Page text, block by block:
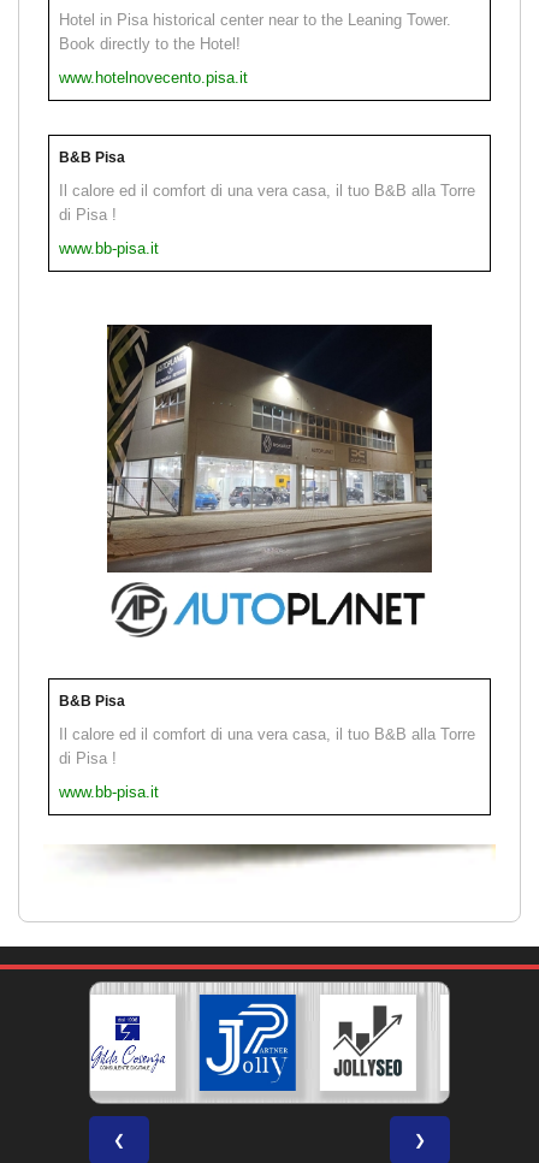
Hotel in Pisa historical center near to the Leaning Tower.
Book directly to the Hotel!
www.hotelnovecento.pisa.it
B&B Pisa
Il calore ed il comfort di una vera casa, il tuo B&B alla Torre
di Pisa !
www.bb-pisa.it
B&B Pisa
Il calore ed il comfort di una vera casa, il tuo B&B alla Torre
di Pisa !
www.bb-pisa.it
❮ ❯